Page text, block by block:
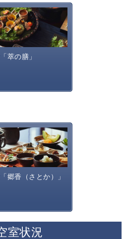
クオールインクルーシブとな
バスも無料でご利用いただけ
程にてご利用可）
宿泊料金に含まれております。
バー・地酒Barのドリンク等、
ドリンクをお愉しみ下さい。
外がございます。
、過度な飲み残しはご遠慮い
みながら、庭園を眺めなが
アウトはこちらで行います。
萃の膳」
のお食事は、旬
安全な食材を信州
調理方法で提供す
の料理全...
郷香（さとか）」
しむような、そし
しいお食事内容と
ます。お粥・出汁
、焼き魚・・...
室状況